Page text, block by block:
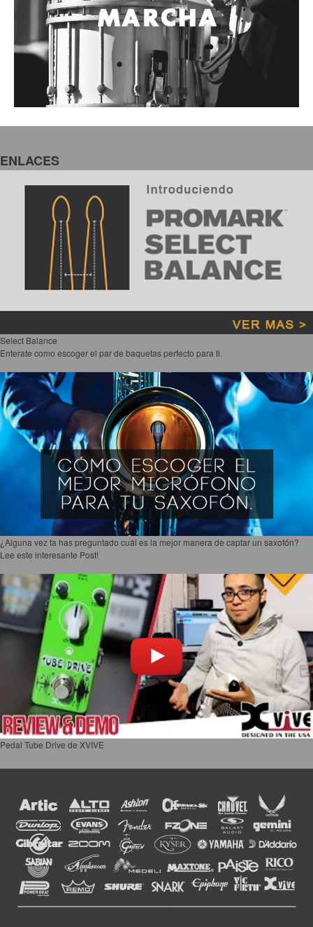
ENLACES
Select Balance
Enterate como escoger el par de baquetas perfecto para ti.
¿Alguna vez ta has preguntado cuál es la mejor manera de captar un saxofón?
Lee este interesante Post!
Pedal Tube Drive de XVIVE